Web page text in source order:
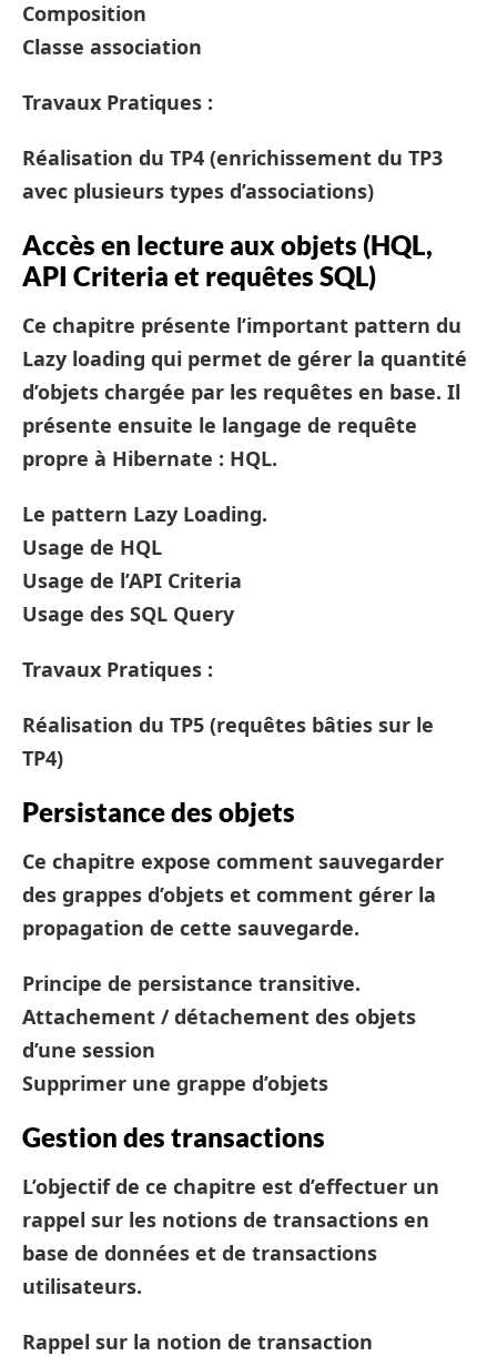
Composition
Classe association
Travaux Pratiques :
Réalisation du TP4 (enrichissement du TP3
avec plusieurs types d’associations)
Accès en lecture aux objets (HQL,
API Criteria et requêtes SQL)
Ce chapitre présente l’important pattern du
Lazy loading qui permet de gérer la quantité
d’objets chargée par les requêtes en base. Il
présente ensuite le langage de requête
propre à Hibernate : HQL.
Le pattern Lazy Loading.
Usage de HQL
Usage de l’API Criteria
Usage des SQL Query
Travaux Pratiques :
Réalisation du TP5 (requêtes bâties sur le
TP4)
Persistance des objets
Ce chapitre expose comment sauvegarder
des grappes d’objets et comment gérer la
propagation de cette sauvegarde.
Principe de persistance transitive.
Attachement / détachement des objets
d’une session
Supprimer une grappe d’objets
Gestion des transactions
L’objectif de ce chapitre est d’effectuer un
rappel sur les notions de transactions en
base de données et de transactions
utilisateurs.
Rappel sur la notion de transaction